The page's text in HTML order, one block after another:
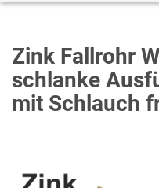
Zink Fallrohr
schlanke
mit Schlauch